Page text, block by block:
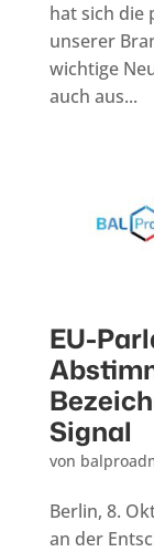
hat sich die
unserer
wichtige
auch aus...
EU-
Signal
von
Berlin, 8.
an der